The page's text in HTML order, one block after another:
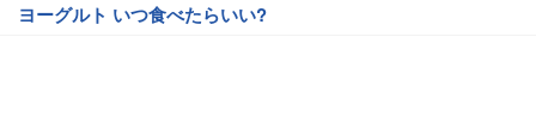
ヨーグルト いつ食べたらいい?